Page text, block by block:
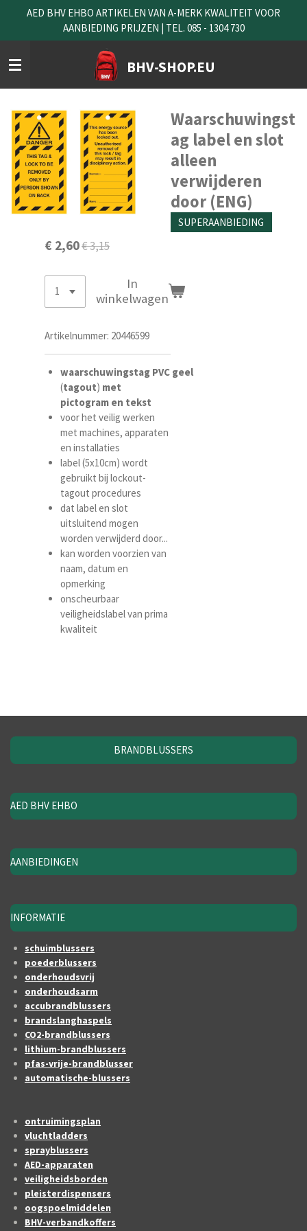
naar
de
hoofdinhoud
BHV-SHOP.EU
AED BHV EHBO ARTIKELEN VAN A-MERK KWALITEIT VOOR
AANBIEDING PRIJZEN | TEL. 085 - 1304 730
Waarschuwingst
ag label en slot
alleen
verwijderen
door (ENG)
SUPERAANBIEDING
€ 2,60€ 3,15
In
winkelwagen
Artikelnummer: 20446599
waarschuwingstag PVC geel
(tagout) met
pictogram en tekst
voor het veilig werken
met machines, apparaten
en installaties
label (5x10cm) wordt
gebruikt bij lockout-
tagout procedures
dat label en slot
uitsluitend mogen
worden verwijderd door...
kan worden voorzien van
naam, datum en
opmerking
onscheurbaar
veiligheidslabel van prima
kwaliteit
BRANDBLUSSERS
AED BHV EHBO
AANBIEDINGEN
INFORMATIE
schuimblussers
poederblussers
onderhoudsvrij
onderhoudsarm
accubrandblussers
brandslanghaspels
CO2-brandblussers
lithium-brandblussers
pfas-vrije-brandblusser
automatische-blussers
ontruimingsplan
vluchtladders
sprayblussers
AED-apparaten
veiligheidsborden
pleisterdispensers
oogspoelmiddelen
BHV-verbandkoffers